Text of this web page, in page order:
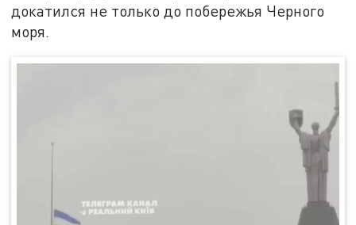
докатился не только до побережья Черного
моря.